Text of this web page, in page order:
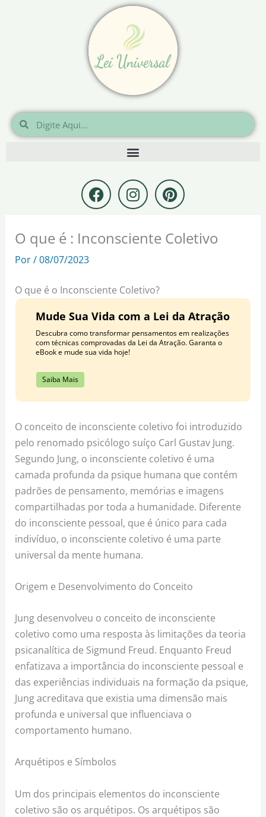
Pesquisar
Pesquisar
F
a
c
e
b
k
I
n
s
t
a
a
m
P
i
n
t
e
t
O que é : Inconsciente Coletivo
Por/08/07/2023
O que é o Inconsciente Coletivo?
Mude Sua Vida com a Lei da Atração
Descubra como transformar pensamentos em realizações
com técnicas comprovadas da Lei da Atração. Garanta o
eBook e mude sua vida hoje!
Saiba Mais
O conceito de inconsciente coletivo foi introduzido
pelo renomado psicólogo suíço Carl Gustav Jung.
Segundo Jung, o inconsciente coletivo é uma
camada profunda da psique humana que contém
padrões de pensamento, memórias e imagens
compartilhadas por toda a humanidade. Diferente
do inconsciente pessoal, que é único para cada
indivíduo, o inconsciente coletivo é uma parte
universal da mente humana.
Origem e Desenvolvimento do Conceito
Jung desenvolveu o conceito de inconsciente
coletivo como uma resposta às limitações da teoria
psicanalítica de Sigmund Freud. Enquanto Freud
enfatizava a importância do inconsciente pessoal e
das experiências individuais na formação da psique,
Jung acreditava que existia uma dimensão mais
profunda e universal que influenciava o
comportamento humano.
Arquétipos e Símbolos
Um dos principais elementos do inconsciente
coletivo são os arquétipos. Os arquétipos são